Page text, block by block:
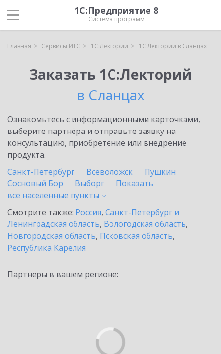
1С:Предприятие 8
Система программ
Главная Сервисы ИТС 1С:Лекторий 1С:Лекторий в Сланцах
Заказать 1С:Лекторий
в Сланцах
Ознакомьтесь с информационными карточками,
выберите партнёра и отправьте заявку на
консультацию, приобретение или внедрение
продукта.
Санкт-Петербург
Всеволожск
Пушкин
Сосновый Бор
Выборг
Показать
все населенные пункты
Смотрите также: Россия, Санкт-Петербург и
Ленинградская область, Вологодская область,
Новгородская область, Псковская область,
Республика Карелия
Партнеры в вашем регионе: